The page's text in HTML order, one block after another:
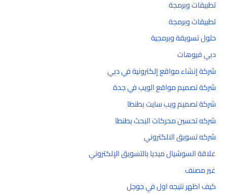
تطبيقات وبرمجة
تطبيقات وبرمجة
حلول تسويقة وبرمجية
دبي فيوهات
شركة إنشاء مواقع إلكترونية في دبي
شركة تصميم مواقع الويب في جدة
شركة تصميم ويب سايت بطنطا
شركه تحسين محركات البحث بطنطا
شركه تسويق الالكتروني
علاقة السوشيال ميديا بالتسويق الإلكتروني
غير مصنف
كيف اظهر نتيجه اول في جوجل